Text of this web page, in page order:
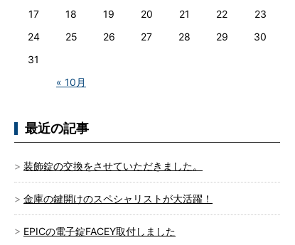
« 10月
17
18 19 20 21 22
23
24
25 26 27 28 29
30
31
最近の記事
装飾錠の交換をさせていただきました。
金庫の鍵開けのスペシャリストが大活躍！
EPICの電子錠FACEY取付しました